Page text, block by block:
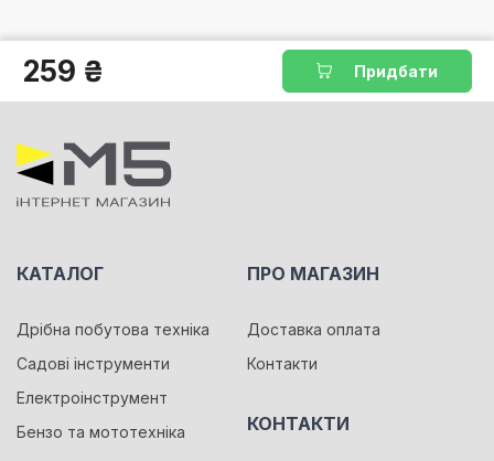
259 ₴ Придбати
КАТАЛОГ
Дрібна побутова техніка
Садові інструменти
Електроінструмент
Бензо та мототехніка
ПРО МАГАЗИН
Доставка оплата
Контакти
КОНТАКТИ